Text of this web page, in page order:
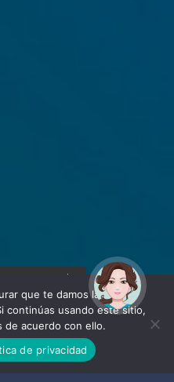
que te damos la mejor
continúas usando este sitio,
de acuerdo con ello.
de privacidad
Noy. ¿Puedo